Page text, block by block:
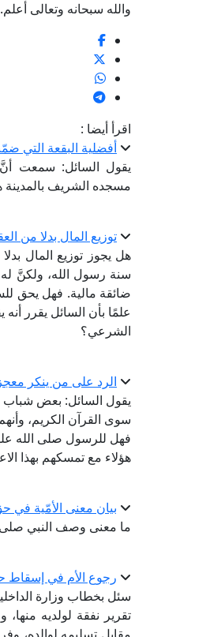
والله سبحانه وتعالى أعلم.
اقرأ أيضا :
أفضلية البقعة التي
يقول السائل: سمعت
مسجده الشريف
توزيع المال بدلا من
هل يجوز توزيع المال
سنة رسول الله، ولكنَّ
ضائقة مالية. فهل يحق
علمًا بأن السائل يقرر
الشرعي؟
الرد على من ينكر
يقول السائل: بعض شباب
سوى القرآن الكريم،
فهل للرسول صلى الله
هؤلاء مع تمسكهم بهذا
بيان معنى الأمّية في
ما معنى وصف النبي
رجوع الأم في إسقاط
سئل بخطاب وزارة
تقرير نفقة لولديه